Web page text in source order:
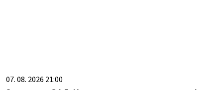
07. 08. 2026 21:00